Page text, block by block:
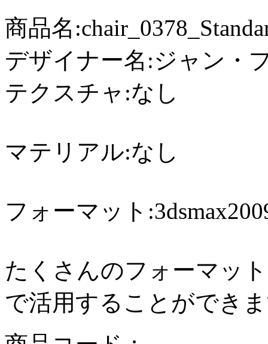
商品名
デザイナー名:ジャン・
テクスチャ:なし
マテリアル:なし
フォーマット
たくさんのフォーマッ
で活用することができ